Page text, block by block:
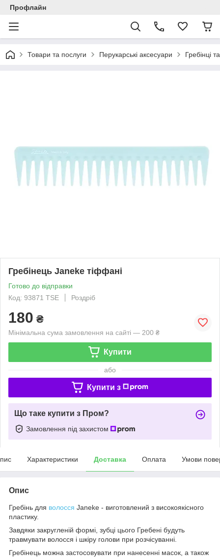
Профлайн
Товари та послуги Перукарські аксесуари Гребінці
Гребінець Janeke тіффані
Готово до відправки
Код: 93871 TSE
Роздріб
180 ₴
Мінімальна сума замовлення на сайті — 200 ₴
Купити
або
Купити з
Що таке купити з Пром?
Замовлення під захистом
Характеристики Доставка Оплата Умови
Опис
Гребінь для волосся Janeke - виготовлений з високоякісного
пластику.
Завдяки закругленій формі, зубці цього Гребені будуть
травмувати волосся і шкіру голови при розчісуванні.
Гребінець можна застосовувати при нанесенні масок, а також